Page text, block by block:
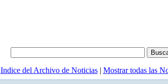
Indice del Archivo de Noticias| Mostrar todas las